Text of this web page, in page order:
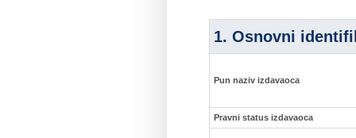
1. Osnovni
Pun naziv izdavaoca
Pravni status izdavaoca